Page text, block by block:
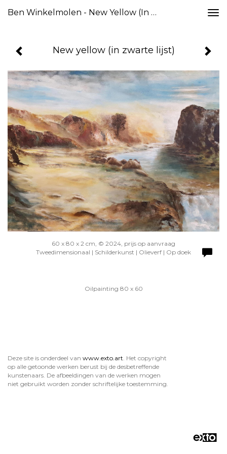
Ben Winkelmolen - New Yellow (in Zwarte Lijst)
New yellow (in zwarte lijst)
60 x 80 x 2 cm, © 2024, prijs op aanvraag
Tweedimensionaal | Schilderkunst | Olieverf | Op doek
Oilpainting 80 x 60
Deze site is onderdeel van www.exto.art. Het copyright
op alle getoonde werken berust bij de desbetreffende
kunstenaars. De afbeeldingen van de werken mogen
niet gebruikt worden zonder schriftelijke toestemming.